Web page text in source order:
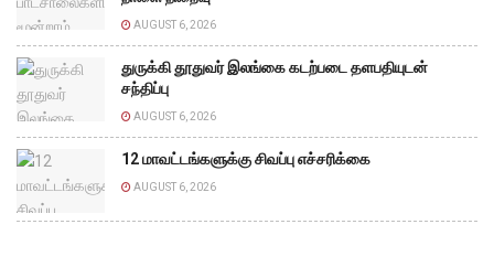
AUGUST 6, 2026
துருக்கி தூதுவர் இலங்கை கடற்படை தளபதியுடன்
சந்திப்பு
AUGUST 6, 2026
12 மாவட்டங்களுக்கு சிவப்பு எச்சரிக்கை
AUGUST 6, 2026